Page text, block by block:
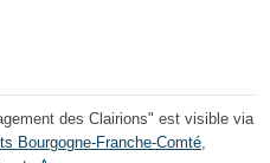
des Clairions" est visible via
Bourgogne-Franche-Comté,